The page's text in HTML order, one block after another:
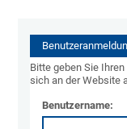
Bitte geben Sie
sich an der Website
Benutzername: